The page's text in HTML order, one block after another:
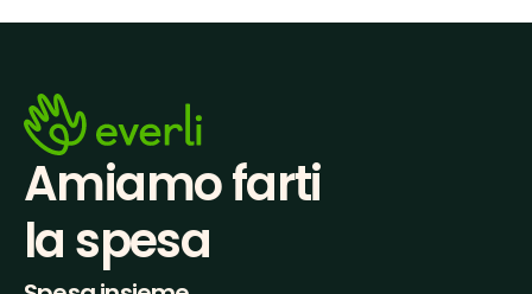
Amiamo farti
la spesa